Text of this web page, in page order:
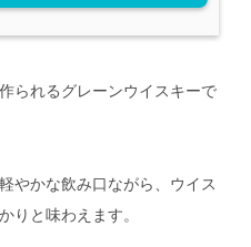
られるグレーンウイスキーで
やかな飲み口ながら、ウイス
りと味わえます。